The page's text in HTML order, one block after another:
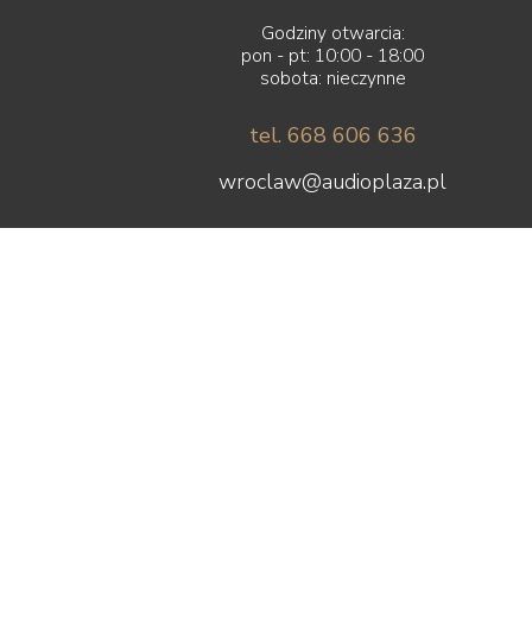
Godziny otwarcia:
pon - pt: 10:00 - 18:00
sobota: nieczynne
tel. 668 606 636
wroclaw@audioplaza.pl